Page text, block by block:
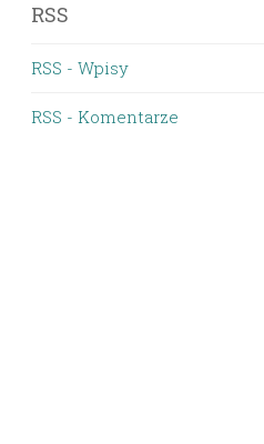
RSS
RSS - Wpisy
RSS - Komentarze